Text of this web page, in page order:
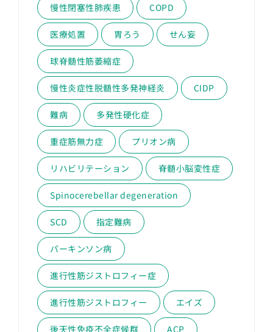
慢性閉塞性肺疾患 COPD
医療処置 胃ろう せん妄
球脊髄性筋萎縮症
慢性炎症性脱髄性多発神経炎 CIDP
難病 多発性硬化症
重症筋無力症 プリオン病
リハビリテーション 脊髄小脳変性症
Spinocerebellar degeneration
SCD 指定難病
パーキンソン病
進行性筋ジストロフィー症
進行性筋ジストロフィー エイズ
後天性免疫不全症候群 ACP